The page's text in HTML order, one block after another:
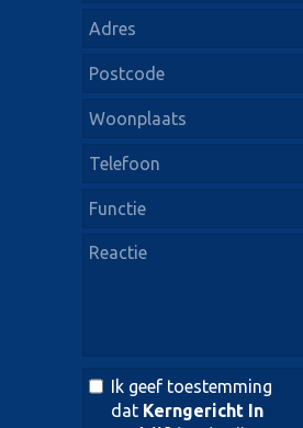
Ik geef toestemming
dat Kerngericht In